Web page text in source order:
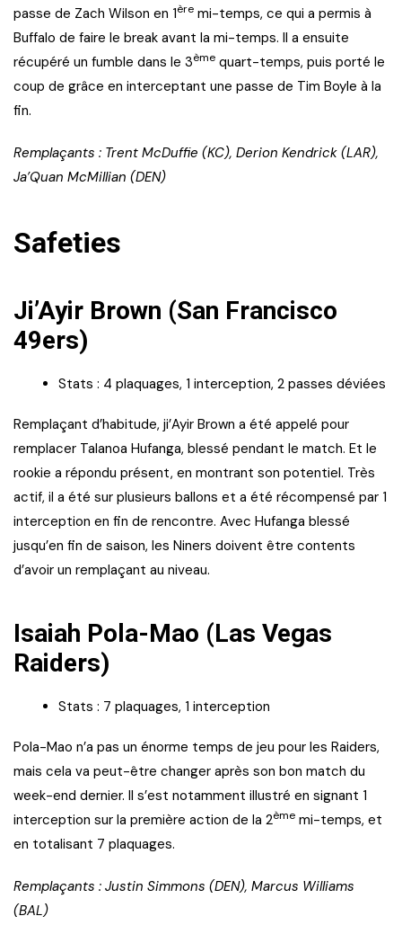
passe de Zach Wilson en 1ère mi-temps, ce qui a permis à
Buffalo de faire le break avant la mi-temps. Il a ensuite
récupéré un fumble dans le 3ème quart-temps, puis porté le
coup de grâce en interceptant une passe de Tim Boyle à la
fin.
Remplaçants : Trent McDuffie (KC), Derion Kendrick (LAR),
Ja’Quan McMillian (DEN)
Safeties
Ji’Ayir Brown (San Francisco
49ers)
Stats : 4 plaquages, 1 interception, 2 passes déviées
Remplaçant d’habitude, ji’Ayir Brown a été appelé pour
remplacer Talanoa Hufanga, blessé pendant le match. Et le
rookie a répondu présent, en montrant son potentiel. Très
actif, il a été sur plusieurs ballons et a été récompensé par 1
interception en fin de rencontre. Avec Hufanga blessé
jusqu’en fin de saison, les Niners doivent être contents
d’avoir un remplaçant au niveau.
Isaiah Pola-Mao (Las Vegas
Raiders)
Stats : 7 plaquages, 1 interception
Pola-Mao n’a pas un énorme temps de jeu pour les Raiders,
mais cela va peut-être changer après son bon match du
week-end dernier. Il s’est notamment illustré en signant 1
interception sur la première action de la 2ème mi-temps, et
en totalisant 7 plaquages.
Remplaçants : Justin Simmons (DEN), Marcus Williams
(BAL)